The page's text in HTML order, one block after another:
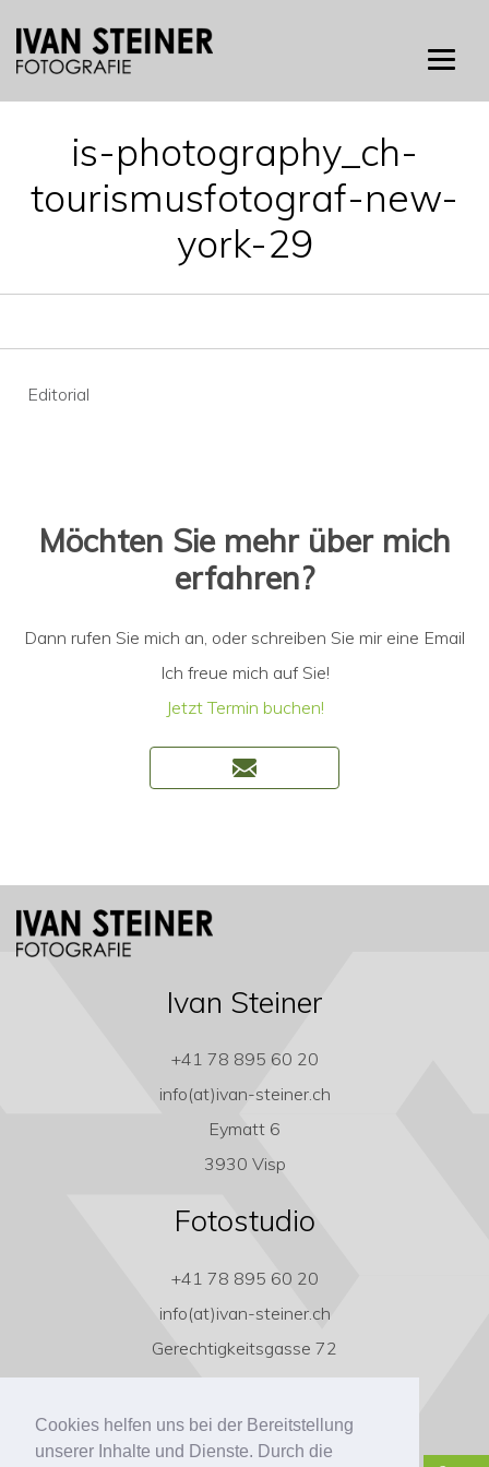
Cookies helfen uns bei der Bereitstellung
unserer Inhalte und Dienste. Durch die
is-photography_ch-
tourismusfotograf-new-
york-29
Beitragsnavigation
Editorial
Möchten Sie mehr über mich
erfahren?
Dann rufen Sie mich an, oder schreiben Sie mir eine Email
Ich freue mich auf Sie!
Jetzt Termin buchen!
Ivan Steiner
+41 78 895 60 20
info(at)ivan-steiner.ch
Eymatt 6
3930 Visp
Fotostudio
+41 78 895 60 20
info(at)ivan-steiner.ch
Gerechtigkeitsgasse 72
3011 Bern